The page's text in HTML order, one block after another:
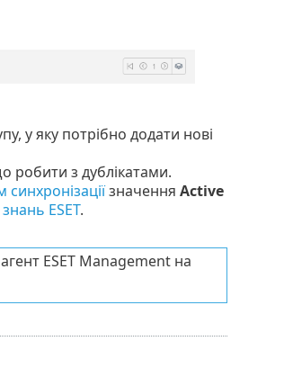
у яку потрібно додати нові
робити з дублікатами.
значення Active
ESET.
ESET Management на